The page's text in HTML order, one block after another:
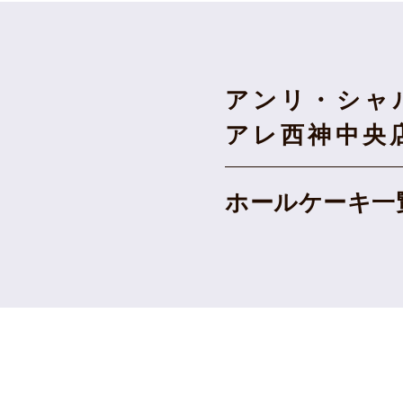
アンリ・シ
アレ西神中央
ホールケーキ一